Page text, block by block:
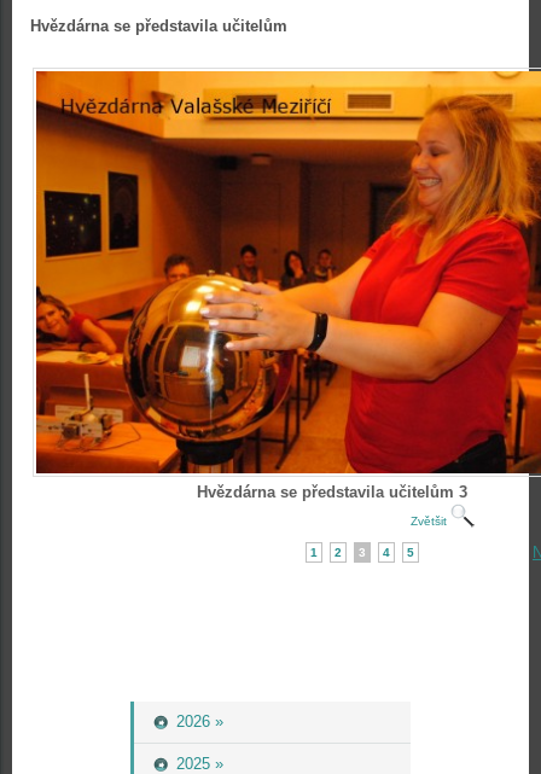
2026 »
2025 »
Hvězdárna se představila učitelům
Hvězdárna se představila učitelům 3
Zvětšit
1 2 3 4 5